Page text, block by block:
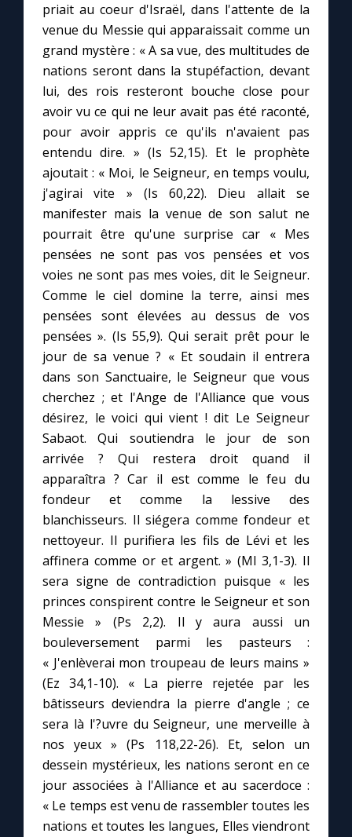
Le compte Tiktok
Le magazine
Le site internet
Questions-réponses
Prier au quotidien
Avec Thérèse de Lisieux
L'Évangile chaque jour
Les premiers samedis du mois
Marie qui défait les nœuds
Me consacrer à Jésus par Marie
Mes intentions de prière
Une neuvaine
À la une
1000 Raisons de Croire
Chapelet pour le monde
Contact
Faire un don
Marie de Nazareth
priait au coeur d'Israël, dans l'attente de la
venue du Messie qui apparaissait comme un
grand mystère : « A sa vue, des multitudes de
nations seront dans la stupéfaction, devant
lui, des rois resteront bouche close pour
avoir vu ce qui ne leur avait pas été raconté,
pour avoir appris ce qu'ils n'avaient pas
entendu dire. » (Is 52,15). Et le prophète
ajoutait : « Moi, le Seigneur, en temps voulu,
j'agirai vite » (Is 60,22). Dieu allait se
manifester mais la venue de son salut ne
pourrait être qu'une surprise car « Mes
pensées ne sont pas vos pensées et vos
voies ne sont pas mes voies, dit le Seigneur.
Comme le ciel domine la terre, ainsi mes
pensées sont élevées au dessus de vos
pensées ». (Is 55,9). Qui serait prêt pour le
jour de sa venue ? « Et soudain il entrera
dans son Sanctuaire, le Seigneur que vous
cherchez ; et l'Ange de l'Alliance que vous
désirez, le voici qui vient ! dit Le Seigneur
Sabaot. Qui soutiendra le jour de son
arrivée ? Qui restera droit quand il
apparaîtra ? Car il est comme le feu du
fondeur et comme la lessive des
blanchisseurs. Il siégera comme fondeur et
nettoyeur. Il purifiera les fils de Lévi et les
affinera comme or et argent. » (Ml 3,1-3). Il
sera signe de contradiction puisque « les
princes conspirent contre le Seigneur et son
Messie » (Ps 2,2). Il y aura aussi un
bouleversement parmi les pasteurs :
« J'enlèverai mon troupeau de leurs mains »
(Ez 34,1-10). « La pierre rejetée par les
bâtisseurs deviendra la pierre d'angle ; ce
sera là l'?uvre du Seigneur, une merveille à
nos yeux » (Ps 118,22-26). Et, selon un
dessein mystérieux, les nations seront en ce
jour associées à l'Alliance et au sacerdoce :
« Le temps est venu de rassembler toutes les
nations et toutes les langues, Elles viendront